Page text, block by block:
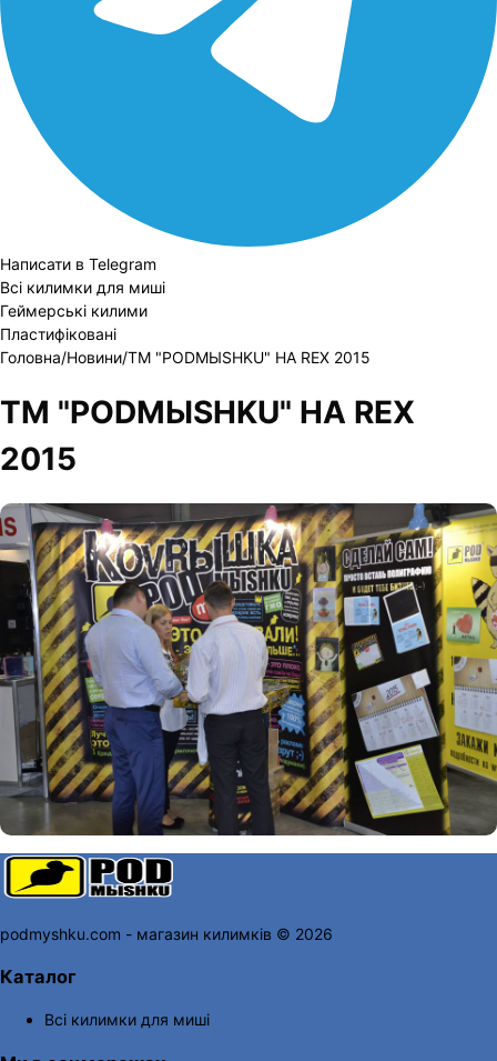
Написати в Telegram
Всі килимки для миші
Геймерські килими
Пластифіковані
Головна/Новини/ТМ "PODMЫSHKU" НА REX 2015
ТМ "PODMЫSHKU" НА REX
2015
podmyshku.com - магазин килимків © 2026
Каталог
Всі килимки для миші